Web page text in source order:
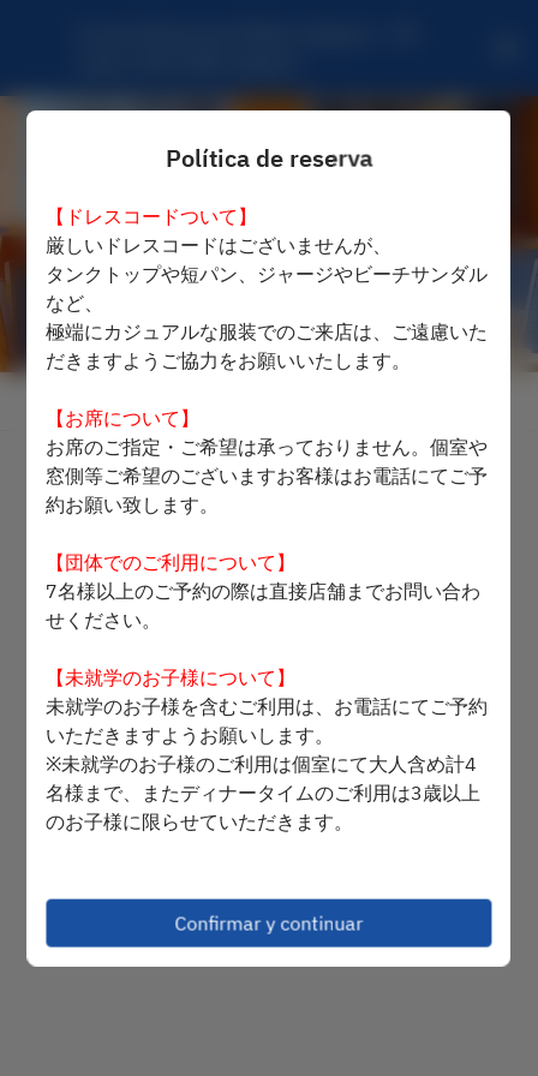
French Restaurant Mikuni
Sapporo
2 Invitados
dom. 9 ago.
Selecciona una hora
Seleccionar tipo de servicio
Buscar mesa
Powered by
Política de reserva
【ドレスコードついて】
厳しいドレスコードはございませんが、
タンクトップや短パン、ジャージやビーチサンダル
など、
極端にカジュアルな服装でのご来店は、ご遠慮いた
だきますようご協力をお願いいたします。
【お席について】
お席のご指定・ご希望は承っておりません。個室や
窓側等ご希望のございますお客様はお電話にてご予
約お願い致します。
【団体でのご利用について】
7名様以上のご予約の際は直接店舗までお問い合わ
せください。
【未就学のお子様について】
未就学のお子様を含むご利用は、お電話にてご予約
いただきますようお願いします。
※未就学のお子様のご利用は個室にて大人含め計4
名様まで、またディナータイムのご利用は3歳以上
のお子様に限らせていただきます。
誕生日・お祝い等のお客様へは、デザートにメッセ
ージ付きチョコレートプレートを、添えさせて頂き
ます。
Confirmar y continuar